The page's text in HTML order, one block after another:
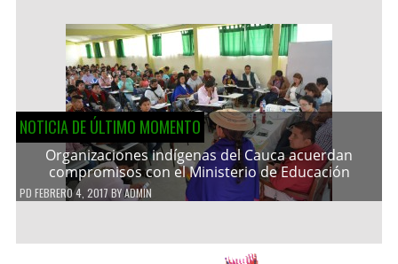
NOTICIA DE ÚLTIMO MOMENTO
Organizaciones indígenas del Cauca acuerdan
compromisos con el Ministerio de Educación
PD FEBRERO 4, 2017 BYADMIN